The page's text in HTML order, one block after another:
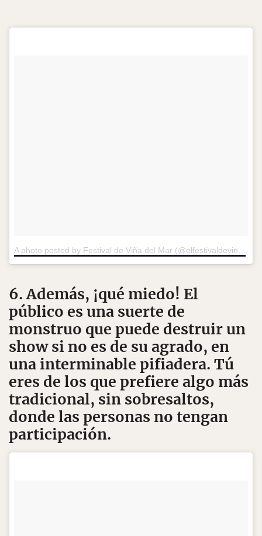
6. Además, ¡qué miedo! El
público es una suerte de
monstruo que puede destruir un
show si no es de su agrado, en
una interminable pifiadera. Tú
eres de los que prefiere algo más
tradicional, sin sobresaltos,
donde las personas no tengan
participación.